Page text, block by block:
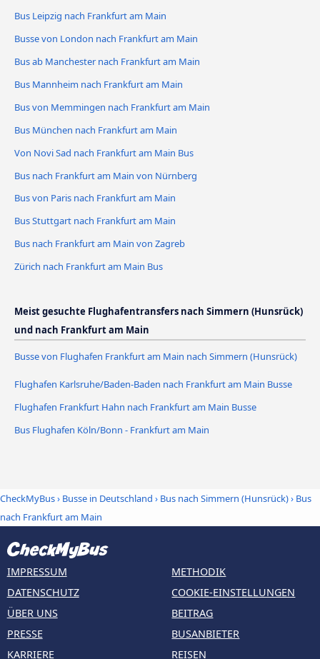
Bus Leipzig nach Frankfurt am Main
Busse von London nach Frankfurt am Main
Bus ab Manchester nach Frankfurt am Main
Bus Mannheim nach Frankfurt am Main
Bus von Memmingen nach Frankfurt am Main
Bus München nach Frankfurt am Main
Von Novi Sad nach Frankfurt am Main Bus
Bus nach Frankfurt am Main von Nürnberg
Bus von Paris nach Frankfurt am Main
Bus Stuttgart nach Frankfurt am Main
Bus nach Frankfurt am Main von Zagreb
Zürich nach Frankfurt am Main Bus
Meist gesuchte Flughafentransfers nach Simmern (Hunsrück)
und nach Frankfurt am Main
Busse von Flughafen Frankfurt am Main nach Simmern (Hunsrück)
Flughafen Karlsruhe/Baden-Baden nach Frankfurt am Main Busse
Flughafen Frankfurt Hahn nach Frankfurt am Main Busse
Bus Flughafen Köln/Bonn - Frankfurt am Main
CheckMyBus› Busse in Deutschland › Bus nach Simmern (Hunsrück)› Bus
nach Frankfurt am Main
IMPRESSUM
DATENSCHUTZ
ÜBER UNS
PRESSE
KARRIERE
METHODIK
COOKIE-EINSTELLUNGEN
BEITRAG
BUSANBIETER
REISEN